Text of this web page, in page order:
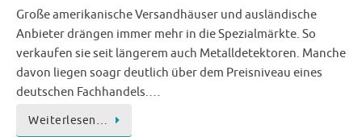
Große amerikanische Versandhäuser und ausländische
Anbieter drängen immer mehr in die Spezialmärkte. So
verkaufen sie seit längerem auch Metalldetektoren. Manche
davon liegen soagr deutlich über dem Preisniveau eines
deutschen Fachhandels.…
Weiterlesen…